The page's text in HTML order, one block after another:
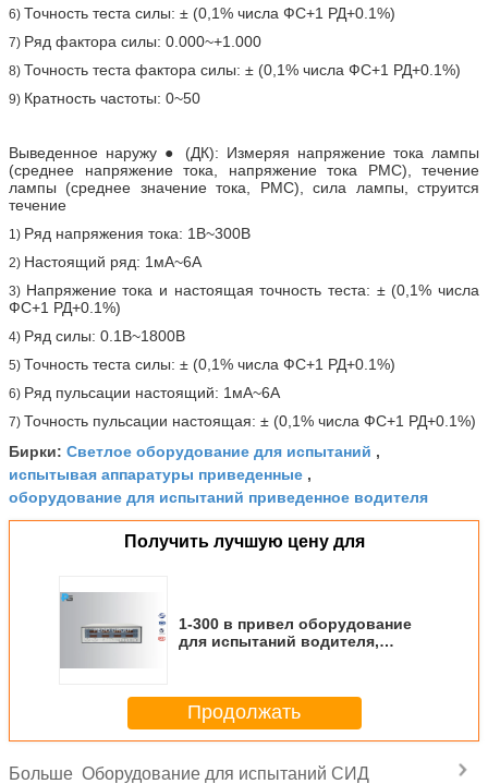
6) Точность теста силы: ± (0,1% числа ФС+1 РД+0.1%)
7) Ряд фактора силы: 0.000~+1.000
8) Точность теста фактора силы: ± (0,1% числа ФС+1 РД+0.1%)
9) Кратность частоты: 0~50
Выведенное наружу ● (ДК): Измеряя напряжение тока лампы
(среднее напряжение тока, напряжение тока РМС), течение
лампы (среднее значение тока, РМС), сила лампы, струится
течение
1) Ряд напряжения тока: 1В~300В
2) Настоящий ряд: 1мА~6А
3) Напряжение тока и настоящая точность теста: ± (0,1% числа
ФС+1 РД+0.1%)
4) Ряд силы: 0.1В~1800В
5) Точность теста силы: ± (0,1% числа ФС+1 РД+0.1%)
6) Ряд пульсации настоящий: 1мА~6А
7) Точность пульсации настоящая: ± (0,1% числа ФС+1 РД+0.1%)
Бирки: Светлое оборудование для испытаний ,
испытывая аппаратуры приведенные ,
оборудование для испытаний приведенное водителя
Получить лучшую цену для
1-300 в привел оборудование
для испытаний водителя,
пульсации аппаратур
Продолжать
Больше Оборудование для испытаний СИД